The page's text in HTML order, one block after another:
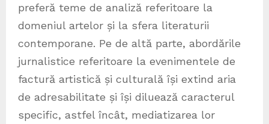
preferă teme de analiză referitoare la
domeniul artelor și la sfera literaturii
contemporane. Pe de altă parte, abordările
jurnalistice referitoare la evenimentele de
factură artistică și culturală își extind aria
de adresabilitate și își diluează caracterul
specific, astfel încât, mediatizarea lor